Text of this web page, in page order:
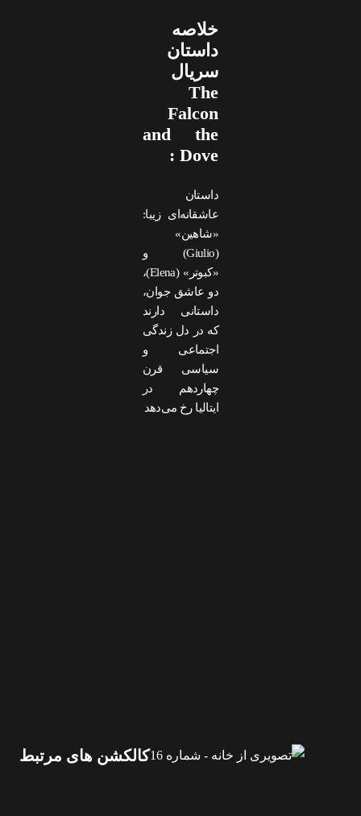
خلاصه
داستان
سریال
The
Falcon
and the
Dove :
داستان
عاشقانه‌ای زیبا:
«شاهین»
(Giulio) و
«کبوتر» (Elena)،
دو عاشق جوان،
داستانی دارند
که در دل زندگی
اجتماعی و
سیاسی قرن
چهاردهم در
ایتالیا رخ می‌دهد
کالکشن های مرتبط